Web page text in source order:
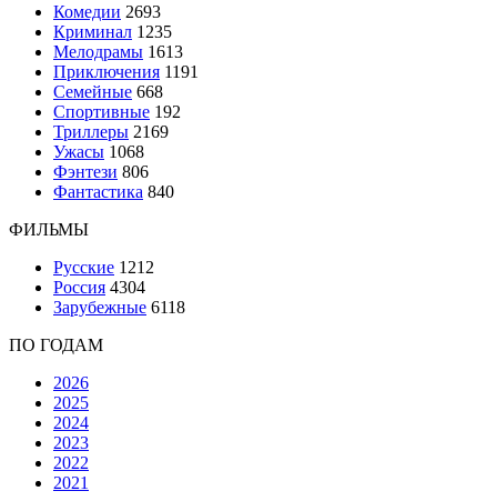
Комедии 2693
Криминал 1235
Мелодрамы 1613
Приключения 1191
Семейные 668
Спортивные 192
Триллеры 2169
Ужасы 1068
Фэнтези 806
Фантастика 840
ФИЛЬМЫ
Русские 1212
Россия 4304
Зарубежные 6118
ПО ГОДАМ
2026
2025
2024
2023
2022
2021